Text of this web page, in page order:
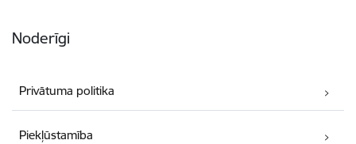
Noderīgi
Privātuma politika
Piekļūstamība